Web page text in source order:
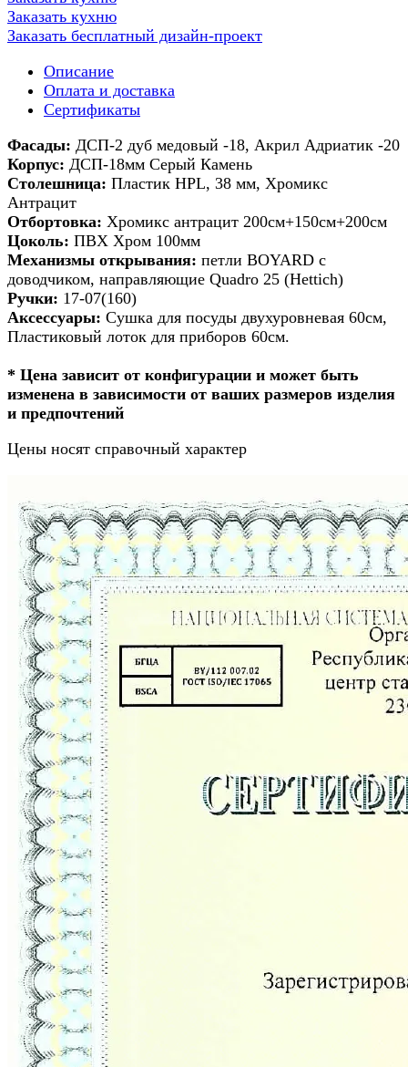
Заказать кухню
Заказать бесплатный дизайн-проект
Описание
Оплата и доставка
Сертификаты
Фасады: ДСП-2 дуб медовый -18, Акрил Адриатик -20
Корпус: ДСП-18мм Серый Камень
Столешница: Пластик HPL, 38 мм, Хромикс
Антрацит
Отбортовка: Хромикс антрацит 200см+150см+200см
Цоколь: ПВХ Хром 100мм
Механизмы открывания: петли BOYARD с
доводчиком, направляющие Quadro 25 (Hettich)
Ручки: 17-07(160)
Аксессуары: Сушка для посуды двухуровневая 60см,
Пластиковый лоток для приборов 60см.
* Цена зависит от конфигурации и может быть
изменена в зависимости от ваших размеров изделия
и предпочтений
Цены носят справочный характер